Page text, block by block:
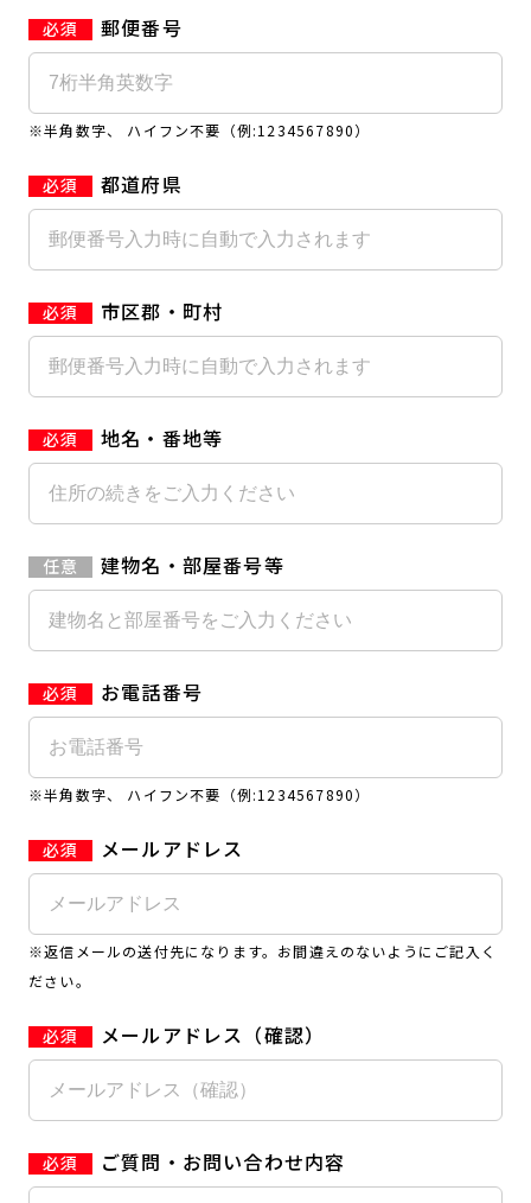
キャンペーン
JOYFIT24
JOYFIT+ 店舗を探す
郵便番号
※半角数字、 ハイフン不要（例:1234567890）
都道府県
市区郡・町村
地名・番地等
建物名・部屋番号等
お電話番号
※半角数字、 ハイフン不要（例:1234567890）
メールアドレス
※返信メールの送付先になります。お間違えのないようにご記入く
ださい。
メールアドレス（確認）
ご質問・お問い合わせ内容